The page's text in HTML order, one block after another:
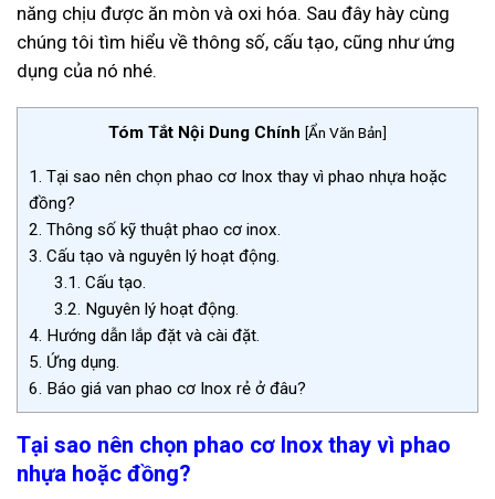
năng chịu được ăn mòn và oxi hóa. Sau đây hày cùng
chúng tôi tìm hiểu về thông số, cấu tạo, cũng như ứng
dụng của nó nhé.
Tóm Tắt Nội Dung Chính [Ẩn Văn Bản]
1. Tại sao nên chọn phao cơ Inox thay vì phao nhựa hoặc
đồng?
2. Thông số kỹ thuật phao cơ inox.
3. Cấu tạo và nguyên lý hoạt động.
3.1. Cấu tạo.
3.2. Nguyên lý hoạt động.
4. Hướng dẫn lắp đặt và cài đặt.
5. Ứng dụng.
6. Báo giá van phao cơ Inox rẻ ở đâu?
Tại sao nên chọn phao cơ Inox thay vì phao
nhựa hoặc đồng?